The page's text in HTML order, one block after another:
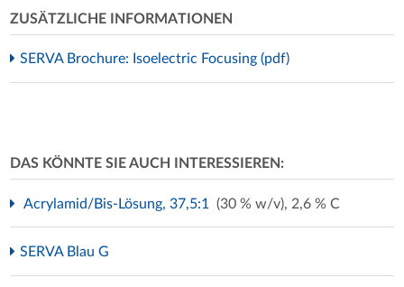
ZUSÄTZLICHE INFORMATIONEN
SERVA Brochure: Isoelectric Focusing (pdf)
DAS KÖNNTE SIE AUCH INTERESSIEREN:
Acrylamid/Bis-Lösung, 37,5:1 (30 % w/v), 2,6 % C
SERVA Blau G